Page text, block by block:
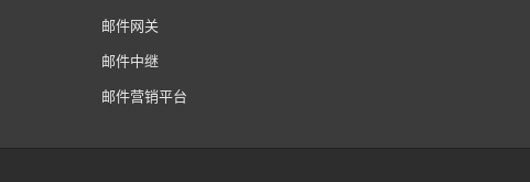
邮件网关
邮件中继
邮件营销平台